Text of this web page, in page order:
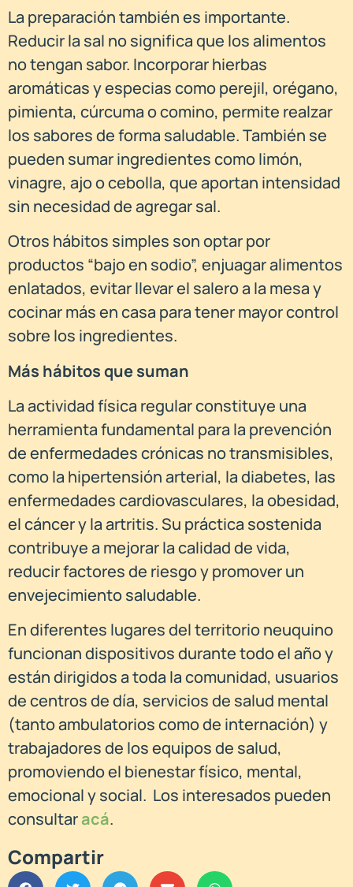
La preparación también es importante.
Reducir la sal no significa que los alimentos
no tengan sabor. Incorporar hierbas
aromáticas y especias como perejil, orégano,
pimienta, cúrcuma o comino, permite realzar
los sabores de forma saludable. También se
pueden sumar ingredientes como limón,
vinagre, ajo o cebolla, que aportan intensidad
sin necesidad de agregar sal.
Otros hábitos simples son optar por
productos “bajo en sodio”, enjuagar alimentos
enlatados, evitar llevar el salero a la mesa y
cocinar más en casa para tener mayor control
sobre los ingredientes.
Más hábitos que suman
La actividad física regular constituye una
herramienta fundamental para la prevención
de enfermedades crónicas no transmisibles,
como la hipertensión arterial, la diabetes, las
enfermedades cardiovasculares, la obesidad,
el cáncer y la artritis. Su práctica sostenida
contribuye a mejorar la calidad de vida,
reducir factores de riesgo y promover un
envejecimiento saludable.
En diferentes lugares del territorio neuquino
funcionan dispositivos durante todo el año y
están dirigidos a toda la comunidad, usuarios
de centros de día, servicios de salud mental
(tanto ambulatorios como de internación) y
trabajadores de los equipos de salud,
promoviendo el bienestar físico, mental,
emocional y social. Los interesados pueden
consultaracá.
Compartir